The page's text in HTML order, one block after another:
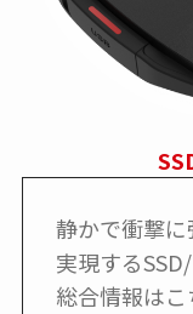
静かで衝撃
実現する
総合情報はこ